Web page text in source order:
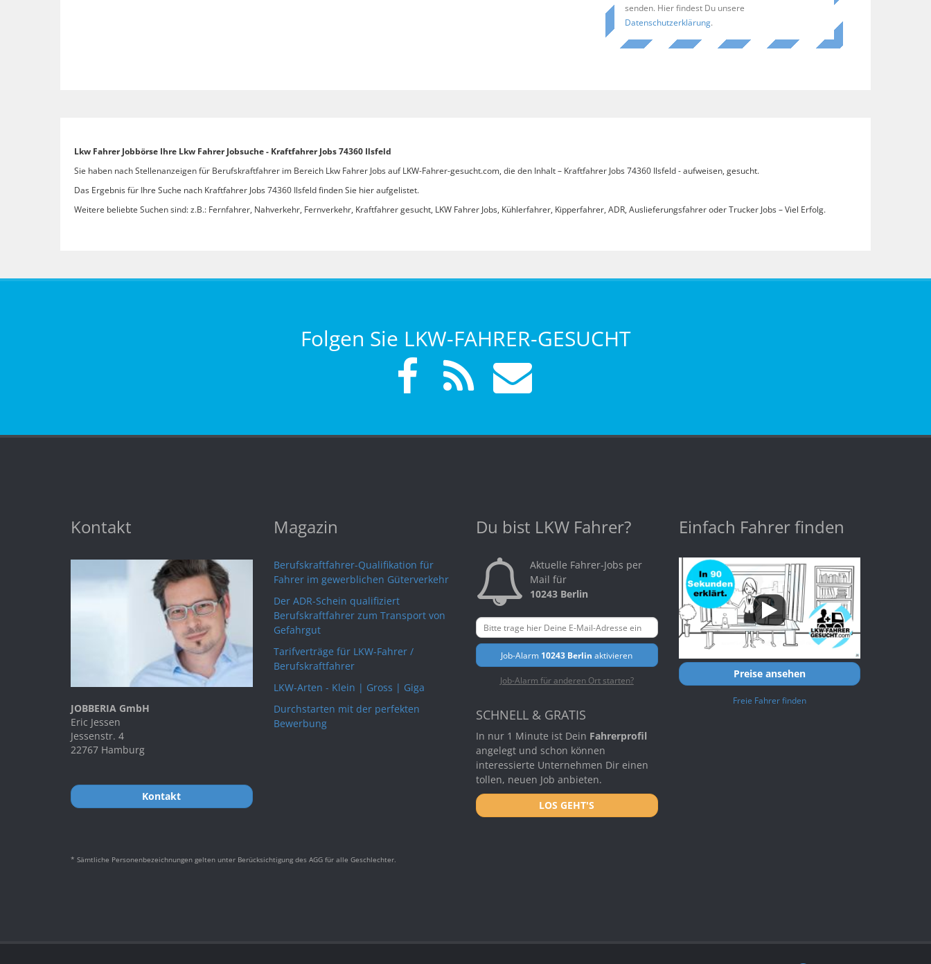
senden. Hier findest Du unsere
Datenschutzerklärung.
Lkw Fahrer Jobbörse Ihre Lkw Fahrer Jobsuche - Kraftfahrer Jobs 74360 Ilsfeld
Sie haben nach Stellenanzeigen für Berufskraftfahrer im Bereich Lkw Fahrer Jobs auf LKW-Fahrer-gesucht.com, die den Inhalt – Kraftfahrer Jobs 74360 Ilsfeld - aufweisen, gesucht.
Das Ergebnis für Ihre Suche nach Kraftfahrer Jobs 74360 Ilsfeld finden Sie hier aufgelistet.
Weitere beliebte Suchen sind: z.B.: Fernfahrer, Nahverkehr, Fernverkehr, Kraftfahrer gesucht, LKW Fahrer Jobs, Kühlerfahrer, Kipperfahrer, ADR, Auslieferungsfahrer oder Trucker Jobs – Viel Erfolg.
Folgen Sie LKW-FAHRER-GESUCHT
Kontakt
JOBBERIA GmbH
Eric Jessen
Jessenstr. 4
22767 Hamburg
Kontakt
Magazin
Berufskraftfahrer-Qualifikation für
Fahrer im gewerblichen Güterverkehr
Der ADR-Schein qualifiziert
Berufskraftfahrer zum Transport von
Gefahrgut
Tarifverträge für LKW-Fahrer /
Berufskraftfahrer
LKW-Arten - Klein | Gross | Giga
Durchstarten mit der perfekten
Bewerbung
Du bist LKW Fahrer?
Aktuelle Fahrer-Jobs per
Mail für
10243 Berlin
Job-Alarm 10243 Berlin aktivieren
Job-Alarm für anderen Ort starten?
SCHNELL & GRATIS
In nur 1 Minute ist Dein Fahrerprofil
angelegt und schon können
interessierte Unternehmen Dir einen
tollen, neuen Job anbieten.
LOS GEHT'S
Einfach Fahrer finden
Preise ansehen
Freie Fahrer finden
* Sämtliche Personenbezeichnungen gelten unter Berücksichtigung des AGG für alle Geschlechter.